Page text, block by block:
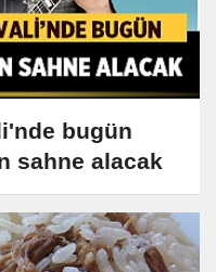
bugün
sahne alacak